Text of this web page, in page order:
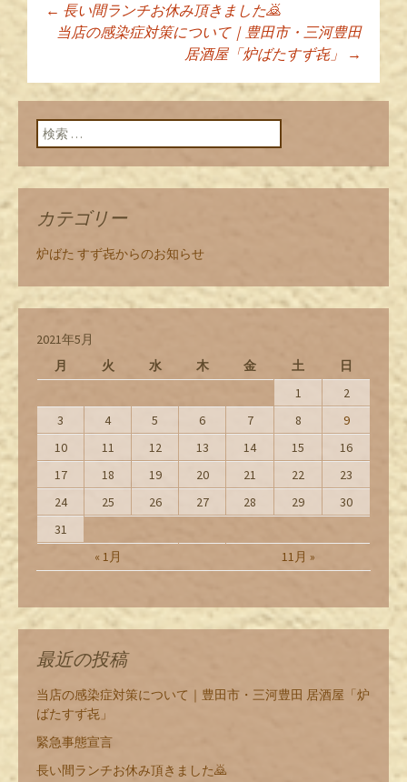
投稿ナビゲーショ
ン
← 長い間ランチお休み頂きました🙇
当店の感染症対策について｜豊田市・三河豊田
居酒屋「炉ばたすず㐂」
→
検索:
カテゴリー
炉ばた すず㐂からのお知らせ
2021年5月
月
火 水 木 金 土 日
« 1月 11月 »
1
2
3
4 5 6 7 8
9
10
11 12 13 14 15
16
17
18 19 20 21 22
23
24
25 26 27 28 29
30
31
最近の投稿
当店の感染症対策について｜豊田市・三河豊田 居酒屋「炉
ばたすず㐂」
緊急事態宣言
長い間ランチお休み頂きました🙇